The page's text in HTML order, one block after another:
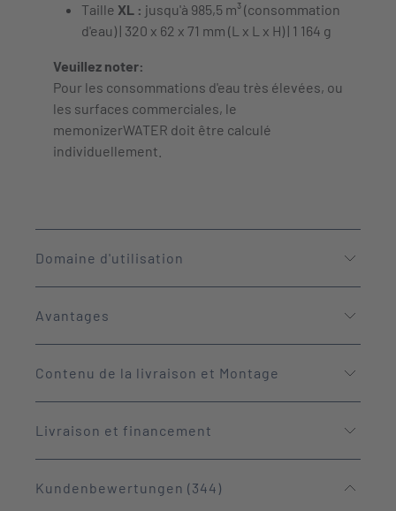
Taille XL : jusqu'à 985,5 m³ (consommation
d'eau) | 320 x 62 x 71 mm (L x L x H) | 1 164 g
Veuillez noter:
Pour les consommations d'eau très élevées, ou
les surfaces commerciales, le
memonizerWATER doit être calculé
individuellement.
Domaine d'utilisation
Avantages
Contenu de la livraison et Montage
Livraison et financement
Kundenbewertungen (344)